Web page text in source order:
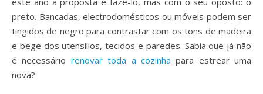
preto. Bancadas, electrodomésticos ou móveis podem ser
tingidos de negro para contrastar com os tons de madeira
e bege dos utensílios, tecidos e paredes. Sabia que já não
é necessário renovar toda a cozinha para estrear uma
nova?